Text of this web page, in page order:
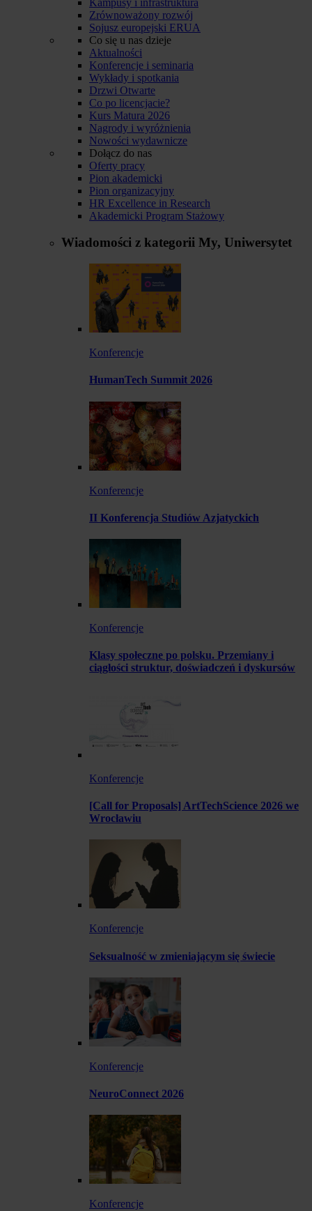
Zrównoważony rozwój
Sojusz europejski ERUA
Co się u nas dzieje
Aktualności
Konferencje i seminaria
Wykłady i spotkania
Drzwi Otwarte
Co po licencjacie?
Kurs Matura 2026
Nagrody i wyróżnienia
Nowości wydawnicze
Dołącz do nas
Oferty pracy
Pion akademicki
Pion organizacyjny
HR Excellence in Research
Akademicki Program Stażowy
Wiadomości z kategorii My, Uniwersytet
Konferencje
HumanTech Summit 2026
Konferencje
II Konferencja Studiów Azjatyckich
Konferencje
Klasy społeczne po polsku. Przemiany i
ciągłości struktur, doświadczeń i dyskursów
Konferencje
[Call for Proposals] ArtTechScience 2026 we
Wrocławiu
Konferencje
Seksualność w zmieniającym się świecie
Konferencje
NeuroConnect 2026
Konferencje